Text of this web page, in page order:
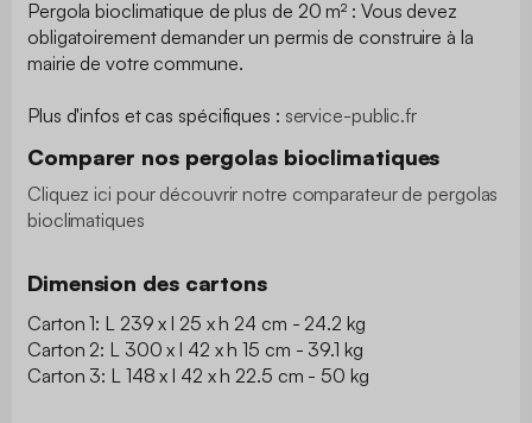
Pergola bioclimatique de plus de 20 m² : Vous devez
obligatoirement demander un permis de construire à la
mairie de votre commune.
Plus d'infos et cas spécifiques : ​service-public.fr
Comparer nos pergolas bioclimatiques
Cliquez ici pour découvrir notre comparateur de pergolas
bioclimatiques
Dimension des cartons
Carton 1: L 239 x l 25 x h 24 cm - 24.2 kg
Carton 2: L 300 x l 42 x h 15 cm - 39.1 kg
Carton 3: L 148 x l 42 x h 22.5 cm - 50 kg